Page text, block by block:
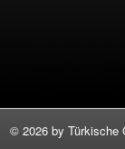
© 2026 by Türkische